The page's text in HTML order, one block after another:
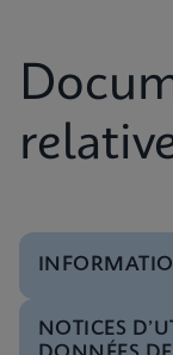
Menu de
NOTICES